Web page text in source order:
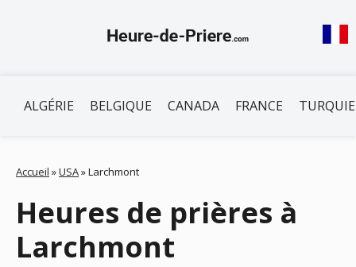
ALGÉRIE BELGIQUE CANADA FRANCE TURQUIE
Accueil »USA»Larchmont
Heures de prières à
Larchmont